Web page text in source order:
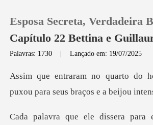
Esposa Secreta, Verdadeira
Capítulo 22 Bettina e
Palavras: 1730 |Lançado em: 19/07/2025
puxou para se
sera para